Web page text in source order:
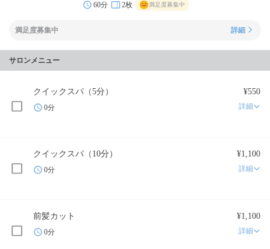
60分 2枚 満足度募集中
満足度募集中 詳細
サロンメニュー
クイックスパ（5分） ¥550
0分 詳細
クイックスパ（10分） ¥1,100
0分 詳細
前髪カット ¥1,100
0分 詳細